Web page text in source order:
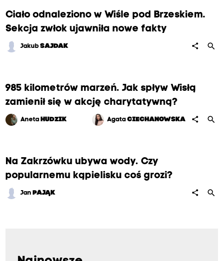
Ciało odnaleziono w Wiśle pod Brzeskiem.
Sekcja zwłok ujawniła nowe fakty
JakubSAJDAK share search
985 kilometrów marzeń. Jak spływ Wisłą
zamienił się w akcję charytatywną?
Aneta HUDZIK AgataCIECHANOWSKA share search
Na Zakrzówku ubywa wody. Czy
popularnemu kąpielisku coś grozi?
Jan PAJĄK share search